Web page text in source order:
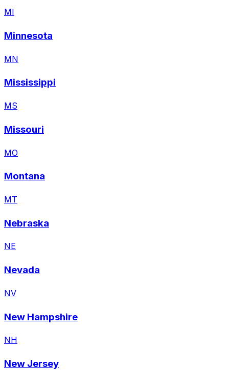
MI
Minnesota
MN
Mississippi
MS
Missouri
MO
Montana
MT
Nebraska
NE
Nevada
NV
New Hampshire
NH
New Jersey